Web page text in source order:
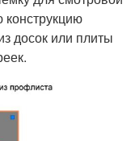
досок или плиты